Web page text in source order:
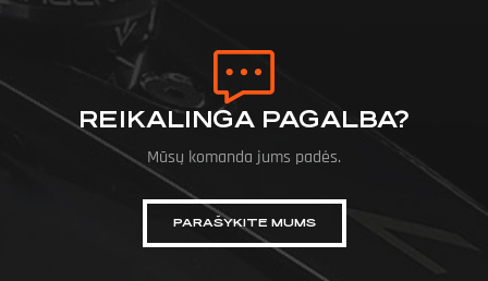
REIKALINGA PAGALBA?
Mūsų komanda jums padės.
PARAŠYKITE MUMS